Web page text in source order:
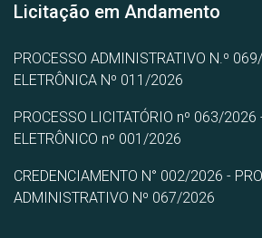
Licitação em Andamento
PROCESSO ADMINISTRATIVO N.º
ELETRÔNICA Nº 011/2026
PROCESSO LICITATÓRIO nº 063/2026
ELETRÔNICO nº 001/2026
CREDENCIAMENTO N° 002/2026 -
ADMINISTRATIVO Nº 067/2026